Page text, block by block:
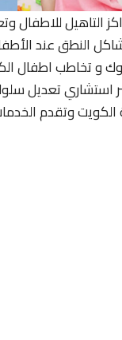
التاهيل للاطفال
النطق عند
و تخاطب اطفال
استشاري تعديل
وتقدم